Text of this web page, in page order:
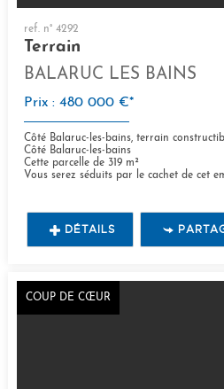
ref. n° 4292
Terrain
BALARUC LES BAINS
Prix : 480 000 €*
Côté Balaruc-les-bains
Cette parcelle de 319 m²
Vous serez séduits par le cachet de cet
DÉTAILS
COUP DE CŒUR